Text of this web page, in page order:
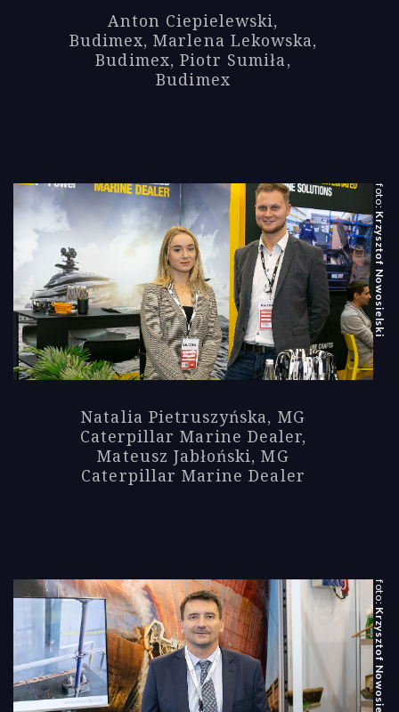
Anton Ciepielewski,
Budimex, Marlena Lekowska,
Budimex, Piotr Sumiła,
Budimex
Natalia Pietruszyńska, MG
Caterpillar Marine Dealer,
Mateusz Jabłoński, MG
Caterpillar Marine Dealer
Krzysztof Nowosielski
Krzysztof Nowosielski